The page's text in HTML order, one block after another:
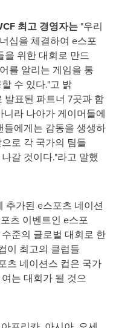
최고 경영자는 "우리
십을 체결하여 e스포
을 위한 대회로 만드
를 알리는 게임을 통
수 있다."고 밝
발표된 파트너 7곳과 함
라 나아가 게이머들에
들에게는 감동을 생생하
로 각 국가의 팀들
갈 것이다."라고 말했
추가된 e스포츠 네이션
츠 이벤트인 e스포
준의 글로벌 대회로 한
이 최고의 클럽들
츠 네이션스 컵은 국가
는 대회가 될 것으